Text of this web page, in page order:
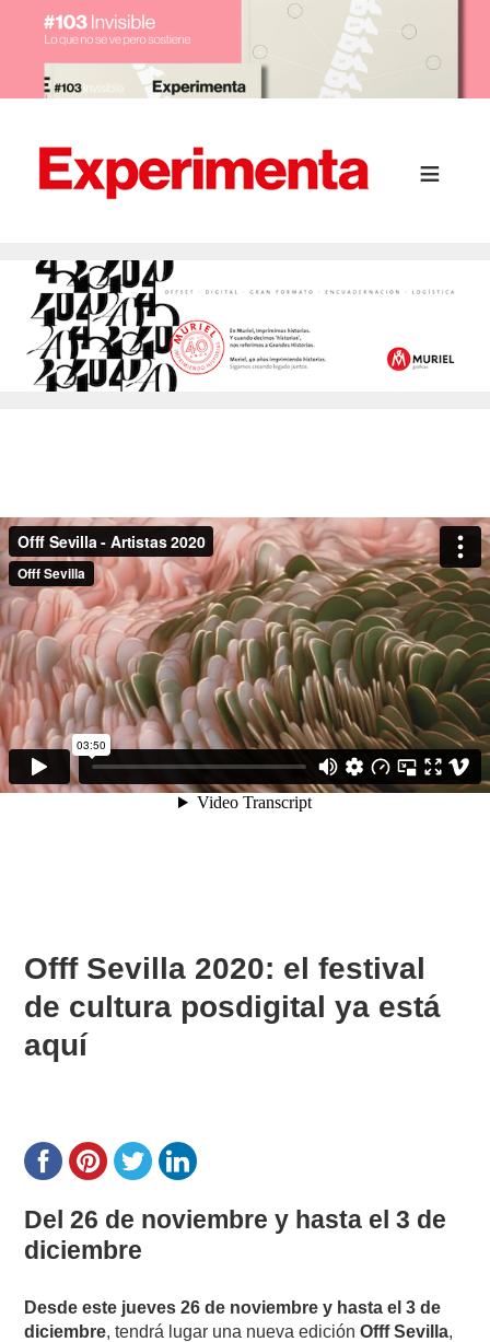
Offf Sevilla 2020: el festival
de cultura posdigital ya está
aquí
Del 26 de noviembre y hasta el 3 de
diciembre
Desde este jueves 26 de noviembre y hasta el 3 de
diciembre, tendrá lugar una nueva ediciónOfff Sevilla,